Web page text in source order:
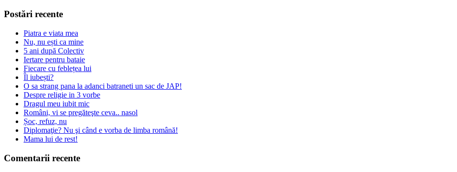
Postări recente
Piatra e viata mea
Nu, nu ești ca mine
5 ani după Colectiv
Iertare pentru bataie
Fiecare cu feblețea lui
Îl iubești?
O sa strang pana la adanci batraneti un sac de JAP!
Despre religie in 3 vorbe
Dragul meu iubit mic
Români, vi se pregăteşte ceva.. nasol
Șoc, refuz, nu
Diplomaţie? Nu şi când e vorba de limba română!
Mama lui de rest!
Comentarii recente